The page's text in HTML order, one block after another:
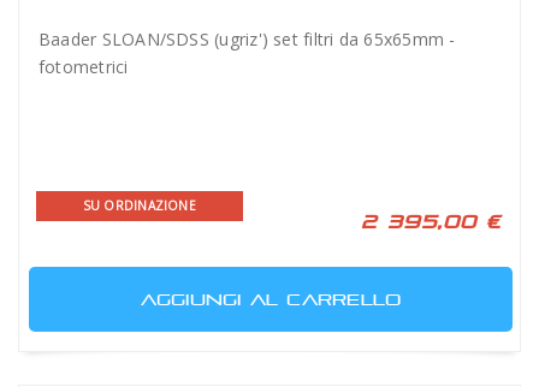
Baader SLOAN/SDSS (ugriz') set filtri da 65x65mm -
fotometrici
SU ORDINAZIONE
2 395,00 €
AGGIUNGI AL CARRELLO